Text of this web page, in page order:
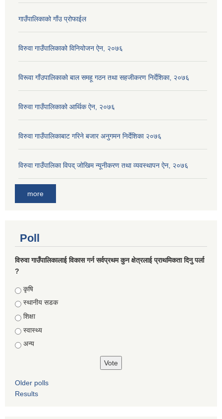
गाउँपालिकाको गाँउ प्रोफाईल
विरुवा गाउँपालिकाको विनियोजन ऐन, २०७६
विरूवा गाँउपालिकाको बाल समहू गठन तथा सहजीकरण निर्देशिका, २०७६
विरुवा गाउँपालिकाको आर्थिक ऐन, २०७६
विरुवा गाउँपालिकाबाट गरिने बजार अनुगमन निर्देशिका २०७६
विरुवा गाउँपालिका विपद् जोखिम न्यूनीकरण तथा व्यवस्थापन ऐन, २०७६
more
Poll
विरुवा गाउँपालिकालाई विकास गर्न सर्वप्रथम कुन क्षेत्रलाई प्राथमिकता दिनु पर्ला
?
Choices
कृषि
स्थानीय सडक
शिक्षा
स्वास्थ्य
अन्य
Older polls
Results